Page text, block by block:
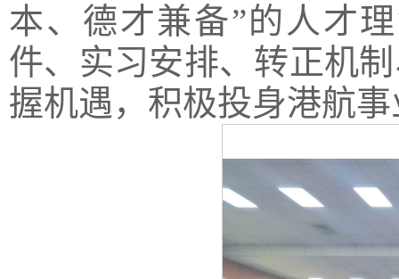
本、德才兼备”的人才
件、实习安排、转正机
握机遇，积极投身港航